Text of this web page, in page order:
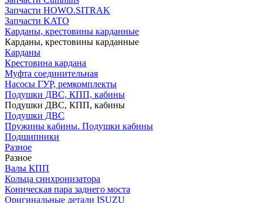
Запчасти HOWO.SITRAK
Запчасти KATO
Карданы, крестовины карданные
Карданы, крестовины карданные
Карданы
Крестовина кардана
Муфта соединительная
Насосы ГУР, ремкомплекты
Подушки ДВС, КПП, кабины
Подушки ДВС, КПП, кабины
Подушки ДВС
Пружины кабины. Подушки кабины
Подшипники
Разное
Разное
Валы КПП
Кольца синхронизатора
Коническая пара заднего моста
Оригинальные детали ISUZU